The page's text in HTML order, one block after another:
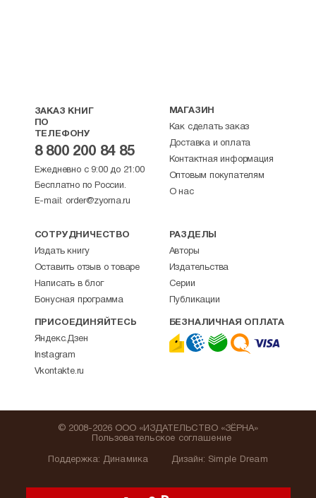
ЗАКАЗ КНИГ
ПО
ТЕЛЕФОНУ
8 800 200 84 85
Ежедневно с 9:00 до 21:00
Бесплатно по России.
E-mail: order@zyorna.ru
МАГАЗИН
Как сделать заказ
Доставка и оплата
Контактная информация
Оптовым покупателям
О нас
СОТРУДНИЧЕСТВО
Издать книгу
Оставить отзыв о товаре
Написать в блог
Бонусная программа
РАЗДЕЛЫ
Авторы
Издательства
Серии
Публикации
ПРИСОЕДИНЯЙТЕСЬ
Яндекс.Дзен
Instagram
Vkontakte.ru
БЕЗНАЛИЧНАЯ ОПЛАТА
Поддержка: Динамика
© 2008-2026 ООО «ИЗДАТЕЛЬСТВО «ЗЁРНА»
Пользовательское соглашение
Дизайн: Simple Dream